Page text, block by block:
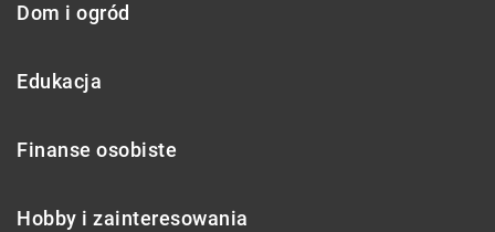
Dom i ogród
Edukacja
Finanse osobiste
Hobby i zainteresowania